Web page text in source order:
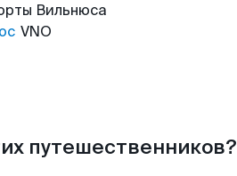
Вильнюса
VNO
путешественников?